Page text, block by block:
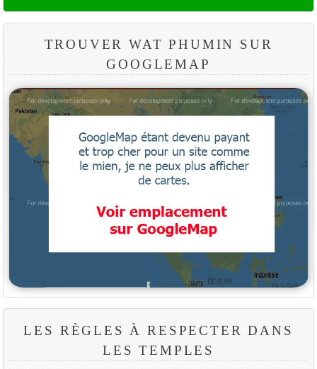
TROUVER WAT PHUMIN SUR
GOOGLEMAP
LES RÈGLES À RESPECTER DANS
LES TEMPLES